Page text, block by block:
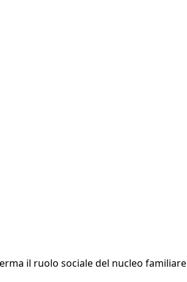
il ruolo sociale del nucleo familiare